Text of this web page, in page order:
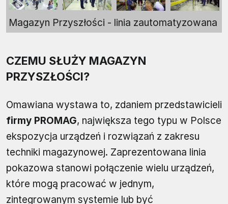
Magazyn Przyszłości - linia zautomatyzowana
CZEMU SŁUŻY MAGAZYN
PRZYSZŁOŚCI?
Omawiana wystawa to, zdaniem przedstawicieli
firmy PROMAG, największa tego typu w Polsce
ekspozycja urządzeń i rozwiązań z zakresu
techniki magazynowej. Zaprezentowana linia
pokazowa stanowi połączenie wielu urządzeń,
które mogą pracować w jednym,
zintegrowanym systemie lub być